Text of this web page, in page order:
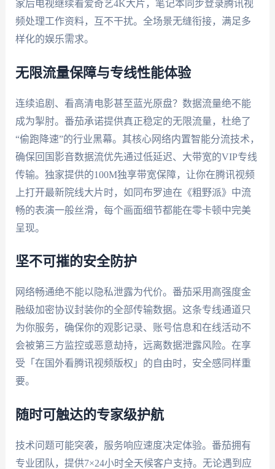
家后电视继续看爱奇艺4K大片，笔记本同步登录腾讯视
频处理工作资料，互不干扰。全场景无缝衔接，满足多
样化的娱乐需求。
无限流量保障与专线性能体验
连续追剧、看高清电影甚至蓝光原盘？数据流量绝不能
成为掣肘。番茄承诺提供真正稳定的无限流量，杜绝了
“偷跑降速”的行业黑幕。其核心网络内置智能分流技术，
确保回国影音数据流优先通过低延迟、大带宽的VIP专线
传输。独家提供的100M独享带宽保障，让你在腾讯视频
上打开最新院线大片时，如同布罗迪在《粗野派》中流
畅的表演一般丝滑，每个画面细节都能在零卡顿中完美
呈现。
坚不可摧的安全防护
网络畅通绝不能以隐私泄露为代价。番茄采用高强度金
融级加密协议封装你的全部传输数据。这条专线通道只
为你服务，确保你的观影记录、账号信息和在线活动不
会被第三方监控或恶意劫持，远离数据泄露风险。在享
受「在国外看腾讯视频版权」的自由时，安全感同样重
要。
随时可触达的专家级护航
技术问题可能突袭，服务响应速度决定体验。番茄拥有
专业团队，提供7×24小时全天候客户支持。无论遇到应